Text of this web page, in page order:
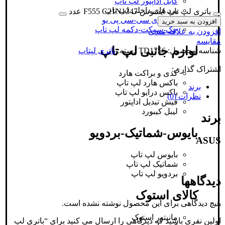
برد های داخلی لپ تاپ
چیپ-ای سی-سی پی یو
جک-سوکت-دکمه لپ تاپ
لوازم جانبی لپ تاپ
کدی و براکت هارد
باکس هارد لپ تاپ
باکس درایو لپ تاپ
فیش تبدیل اداپتور
لیبل کیبورد
بایوس-شماتیک-بردویو
بایوس لپ تاپ
شماتیک لپ تاپ
بردویو لپ تاپ
کالای استوک
مانیتور استوک
باتری لپ تاپ ایسوس F555 C21N1347 عدد
افزودن به سبد خرید
افزودن به علاقه مندی
مقایسه
شناسه محصول:TD1756 دسته:باتری لپتاپ
اشتراک گذاری:
برند
نظرات (0)
برند
ASUS
دیدگاهها
هیچ دیدگاهی برای این محصول نوشته نشده است.
اولین نفری باشید که دیدگاهی را ارسال می کنید برای “باتری لپ